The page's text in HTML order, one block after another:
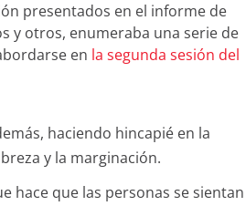
presentados en el informe de
y otros, enumeraba una serie de
en la segunda sesión del
haciendo hincapié en la
y la marginación.
hace que las personas se sientan